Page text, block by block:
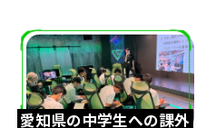
#esportshighighschool
#TexasChristianUniversity
鹿児島通信制高校
スク
愛知県の中学生への課外